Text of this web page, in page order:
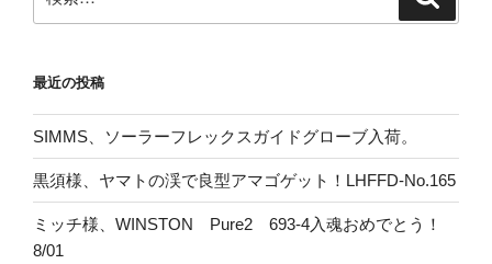
索:
最近の投稿
SIMMS、ソーラーフレックスガイドグローブ入荷。
黒須様、ヤマトの渓で良型アマゴゲット！LHFFD-No.165
ミッチ様、WINSTON Pure2 693-4入魂おめでとう！
8/01